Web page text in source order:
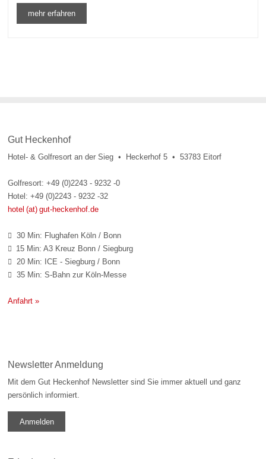
mehr erfahren
Gut Heckenhof
Hotel- & Golfresort an der Sieg • Heckerhof 5 • 53783 Eitorf
Golfresort: +49 (0)2243 - 9232 -0
Hotel: +49 (0)2243 - 9232 -32
hotel (at) gut-heckenhof.de
 30 Min: Flughafen Köln / Bonn
 15 Min: A3 Kreuz Bonn / Siegburg
 20 Min: ICE - Siegburg / Bonn
 35 Min: S-Bahn zur Köln-Messe
Anfahrt »
Newsletter Anmeldung
Mit dem Gut Heckenhof Newsletter sind Sie immer aktuell und ganz
persönlich informiert.
Anmelden